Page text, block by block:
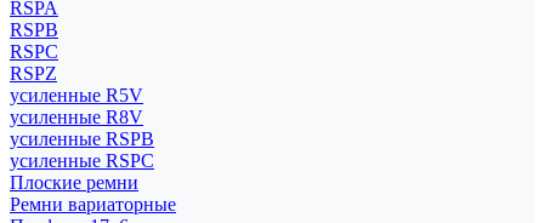
RSPA
RSPB
RSPC
RSPZ
усиленные R5V
усиленные R8V
усиленные RSPB
усиленные RSPC
Плоские ремни
Ремни вариаторные